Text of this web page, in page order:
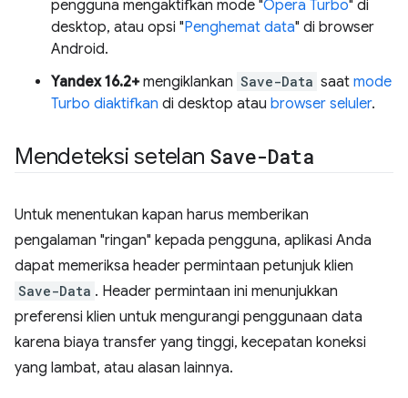
pengguna mengaktifkan mode "Opera Turbo" di
desktop, atau opsi "Penghemat data" di browser
Android.
Yandex 16.2+mengiklankan Save-Data saat mode
Turbo diaktifkan di desktop atau browser seluler.
Mendeteksi setelan Save-Data
Untuk menentukan kapan harus memberikan
pengalaman "ringan" kepada pengguna, aplikasi Anda
dapat memeriksa header permintaan petunjuk klien
Save-Data . Header permintaan ini menunjukkan
preferensi klien untuk mengurangi penggunaan data
karena biaya transfer yang tinggi, kecepatan koneksi
yang lambat, atau alasan lainnya.